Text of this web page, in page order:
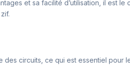
et sa facilité d’utilisation, il est
circuits, ce qui est essentiel pour